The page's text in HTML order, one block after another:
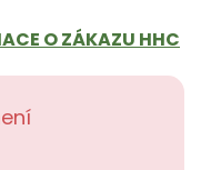
O ZÁKAZU HHC